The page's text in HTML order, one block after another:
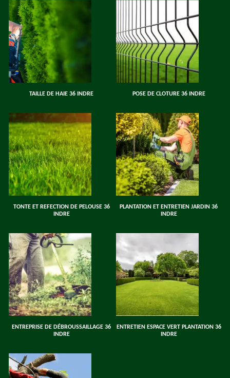
TAILLE DE HAIE 36 INDRE POSE DE CLOTURE 36 INDRE
TONTE ET REFECTION DE PELOUSE 36
INDRE
PLANTATION ET ENTRETIEN JARDIN 36
INDRE
ENTREPRISE DE DÉBROUSSAILLAGE 36
INDRE
ENTRETIEN ESPACE VERT PLANTATION 36
INDRE